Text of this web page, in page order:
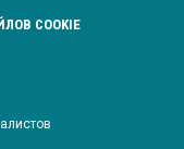
COOKIE